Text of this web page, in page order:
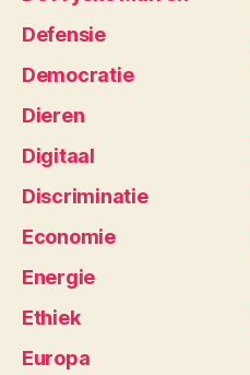
Defensie
Democratie
Dieren
Digitaal
Discriminatie
Economie
Energie
Ethiek
Europa